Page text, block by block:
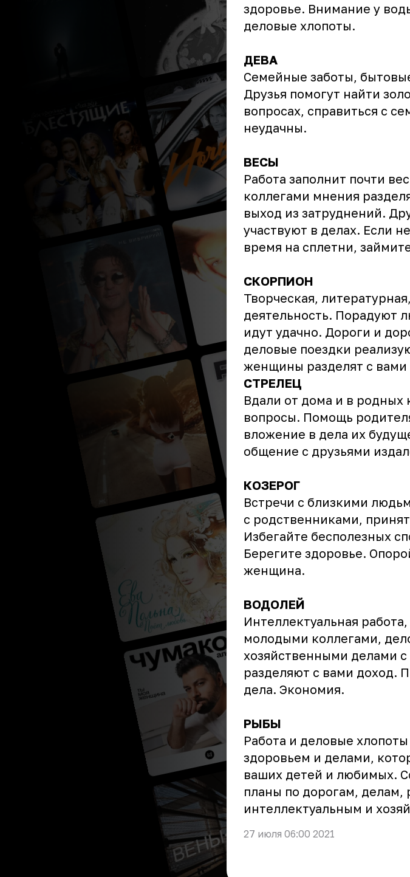
здоровье. Внимание у
деловые хлопоты.
ДЕВА
Семейные заботы,
Друзья помогут найти
вопросах, справиться с
неудачны.
ВЕСЫ
Работа заполнит почти
коллегами мнения
выход из затруднений.
участвуют в делах. Если
время на сплетни,
СКОРПИОН
Творческая,
деятельность. Порадуют
идут удачно. Дороги и
деловые поездки
женщины разделят с вами
СТРЕЛЕЦ
Вдали от дома и в
вопросы. Помощь
вложение в дела их
общение с друзьями
КОЗЕРОГ
Встречи с близкими
с родственниками,
Избегайте бесполезных
Берегите здоровье.
женщина.
ВОДОЛЕЙ
Интеллектуальная
молодыми коллегами,
хозяйственными делами
разделяют с вами доход.
дела. Экономия.
РЫБЫ
Работа и деловые
здоровьем и делами,
ваших детей и любимых.
планы по дорогам, делам,
интеллектуальным и
27 июля 06:00 2021